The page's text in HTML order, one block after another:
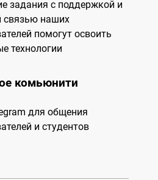
задания с поддержкой и
связью наших
помогут освоить
технологии
комьюнити
для общения
и студентов